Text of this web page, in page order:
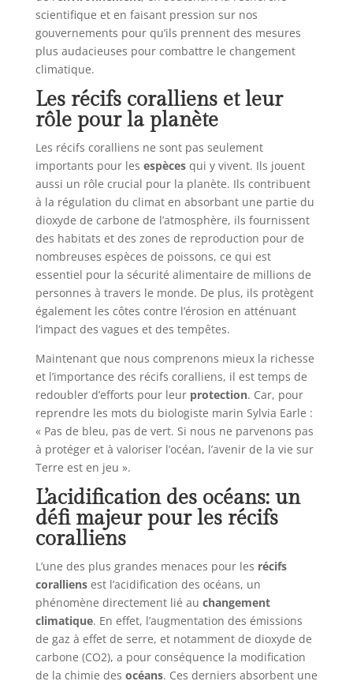
scientifique et en faisant pression sur nos
gouvernements pour qu’ils prennent des mesures
plus audacieuses pour combattre le changement
climatique.
Les récifs coralliens et leur
rôle pour la planète
Les récifs coralliens ne sont pas seulement
importants pour les espècesqui y vivent. Ils jouent
aussi un rôle crucial pour la planète. Ils contribuent
à la régulation du climat en absorbant une partie du
dioxyde de carbone de l’atmosphère, ils fournissent
des habitats et des zones de reproduction pour de
nombreuses espèces de poissons, ce qui est
essentiel pour la sécurité alimentaire de millions de
personnes à travers le monde. De plus, ils protègent
également les côtes contre l’érosion en atténuant
l’impact des vagues et des tempêtes.
Maintenant que nous comprenons mieux la richesse
et l’importance des récifs coralliens, il est temps de
redoubler d’efforts pour leur protection. Car, pour
reprendre les mots du biologiste marin Sylvia Earle :
« Pas de bleu, pas de vert. Si nous ne parvenons pas
à protéger et à valoriser l’océan, l’avenir de la vie sur
Terre est en jeu ».
L’acidification des océans: un
défi majeur pour les récifs
coralliens
L’une des plus grandes menaces pour les récifs
coralliensest l’acidification des océans, un
phénomène directement lié au changement
climatique. En effet, l’augmentation des émissions
de gaz à effet de serre, et notamment de dioxyde de
carbone (CO2), a pour conséquence la modification
de la chimie des océans. Ces derniers absorbent une